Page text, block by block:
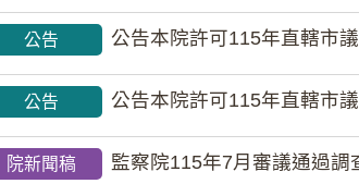
公告 公告本院許可115年直轄市議
公告 公告本院許可115年直轄市議
院新聞稿 監察院115年7月審議通過